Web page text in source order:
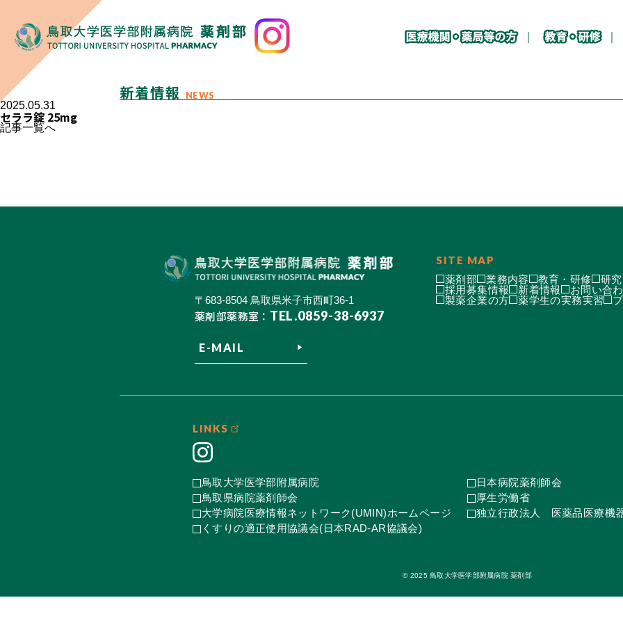
新着情報 NEWS
2025.05.31
セララ錠 25mg
記事一覧へ
〒683-8504 鳥取県米子市西町36-1
薬剤部薬務室： TEL.0859-38-6937
E-MAIL
SITE MAP
薬剤部 業務内容 教育・研修 研
採用募集情報
新着情報 お問い合
製薬企業の方
薬学生の実務実習
LINKS
鳥取大学医学部附属病院
日本病院薬剤師会
鳥取県病院薬剤師会
厚生労働省
大学病院医療情報ネットワーク(UMIN)ホームページ
独立行政法人 医薬品医療機
くすりの適正使用協議会(日本RAD-AR協議会)
© 2025 鳥取大学医学部附属病院 薬剤部